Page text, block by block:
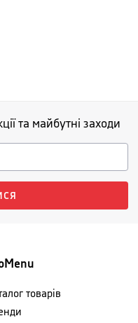
та майбутні заходи
товарів